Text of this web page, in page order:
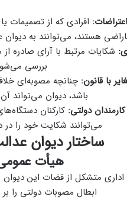
افرادی که از تصمیمات
هستند، می‌توانند به دیوان
شکایات مرتبط با آرای صادره
بررسی
با قانون: چنانچه مصوبه‌ای
باشد، دیوان می‌تواند
دولتی: کارکنان
می‌توانند شکایت خود را در
ساختار دیوان
هیأت
متشکل از قضات این
ابطال مصوبات دولتی را بر